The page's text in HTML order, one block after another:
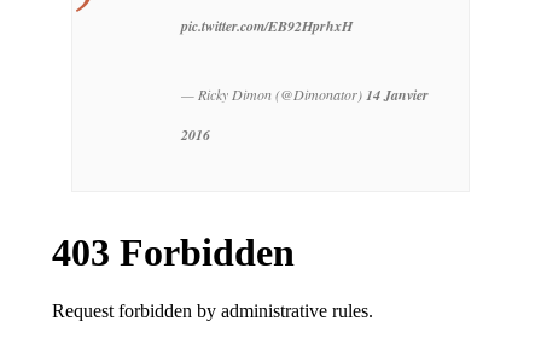
pic.twitter.com/EB92HprhxH
— Ricky Dimon (@Dimonator)14 Janvier
2016